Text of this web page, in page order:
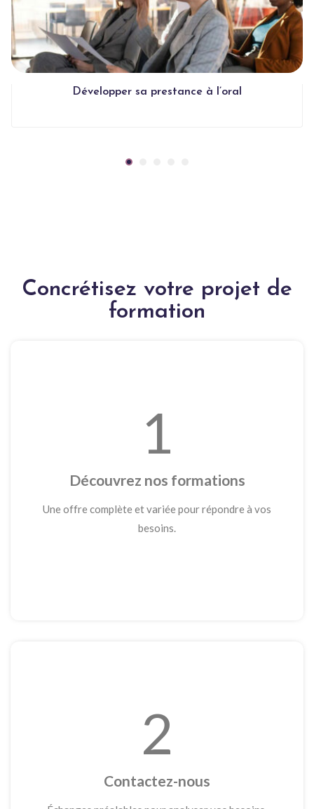
Développer sa prestance à l’oral
Concrétisez votre projet de
formation
1
Découvrez nos formations
Une offre complète et variée pour répondre à vos
besoins.
2
Contactez-nous